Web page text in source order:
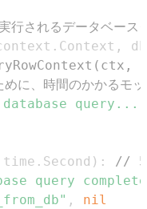
れるデータベースク
. Context ,
に、時間のかかるモ
query..."
time . Second ) :
// 5
query
,
nil